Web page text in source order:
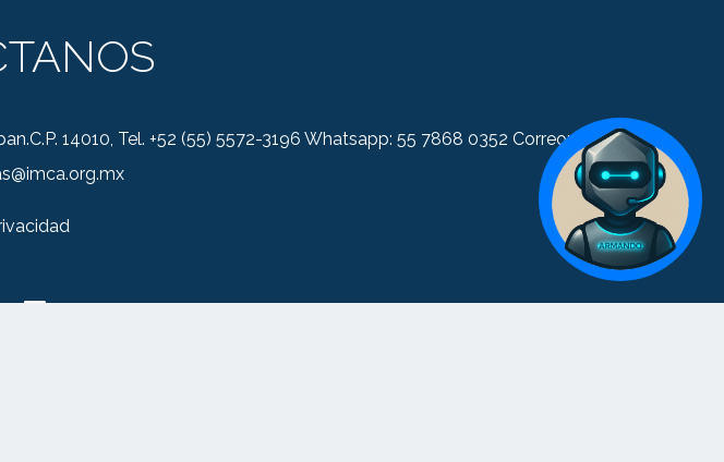
14010, Tel. +52 (55) 5572-3196 Whatsapp: 55 7868 0352 Correo:
Asistente IA - Construcción en Acero